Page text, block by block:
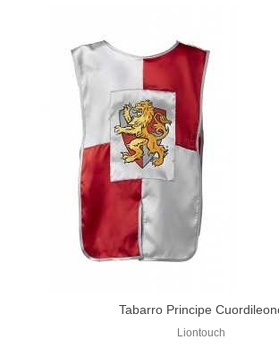
Tabarro Principe
Liontouch